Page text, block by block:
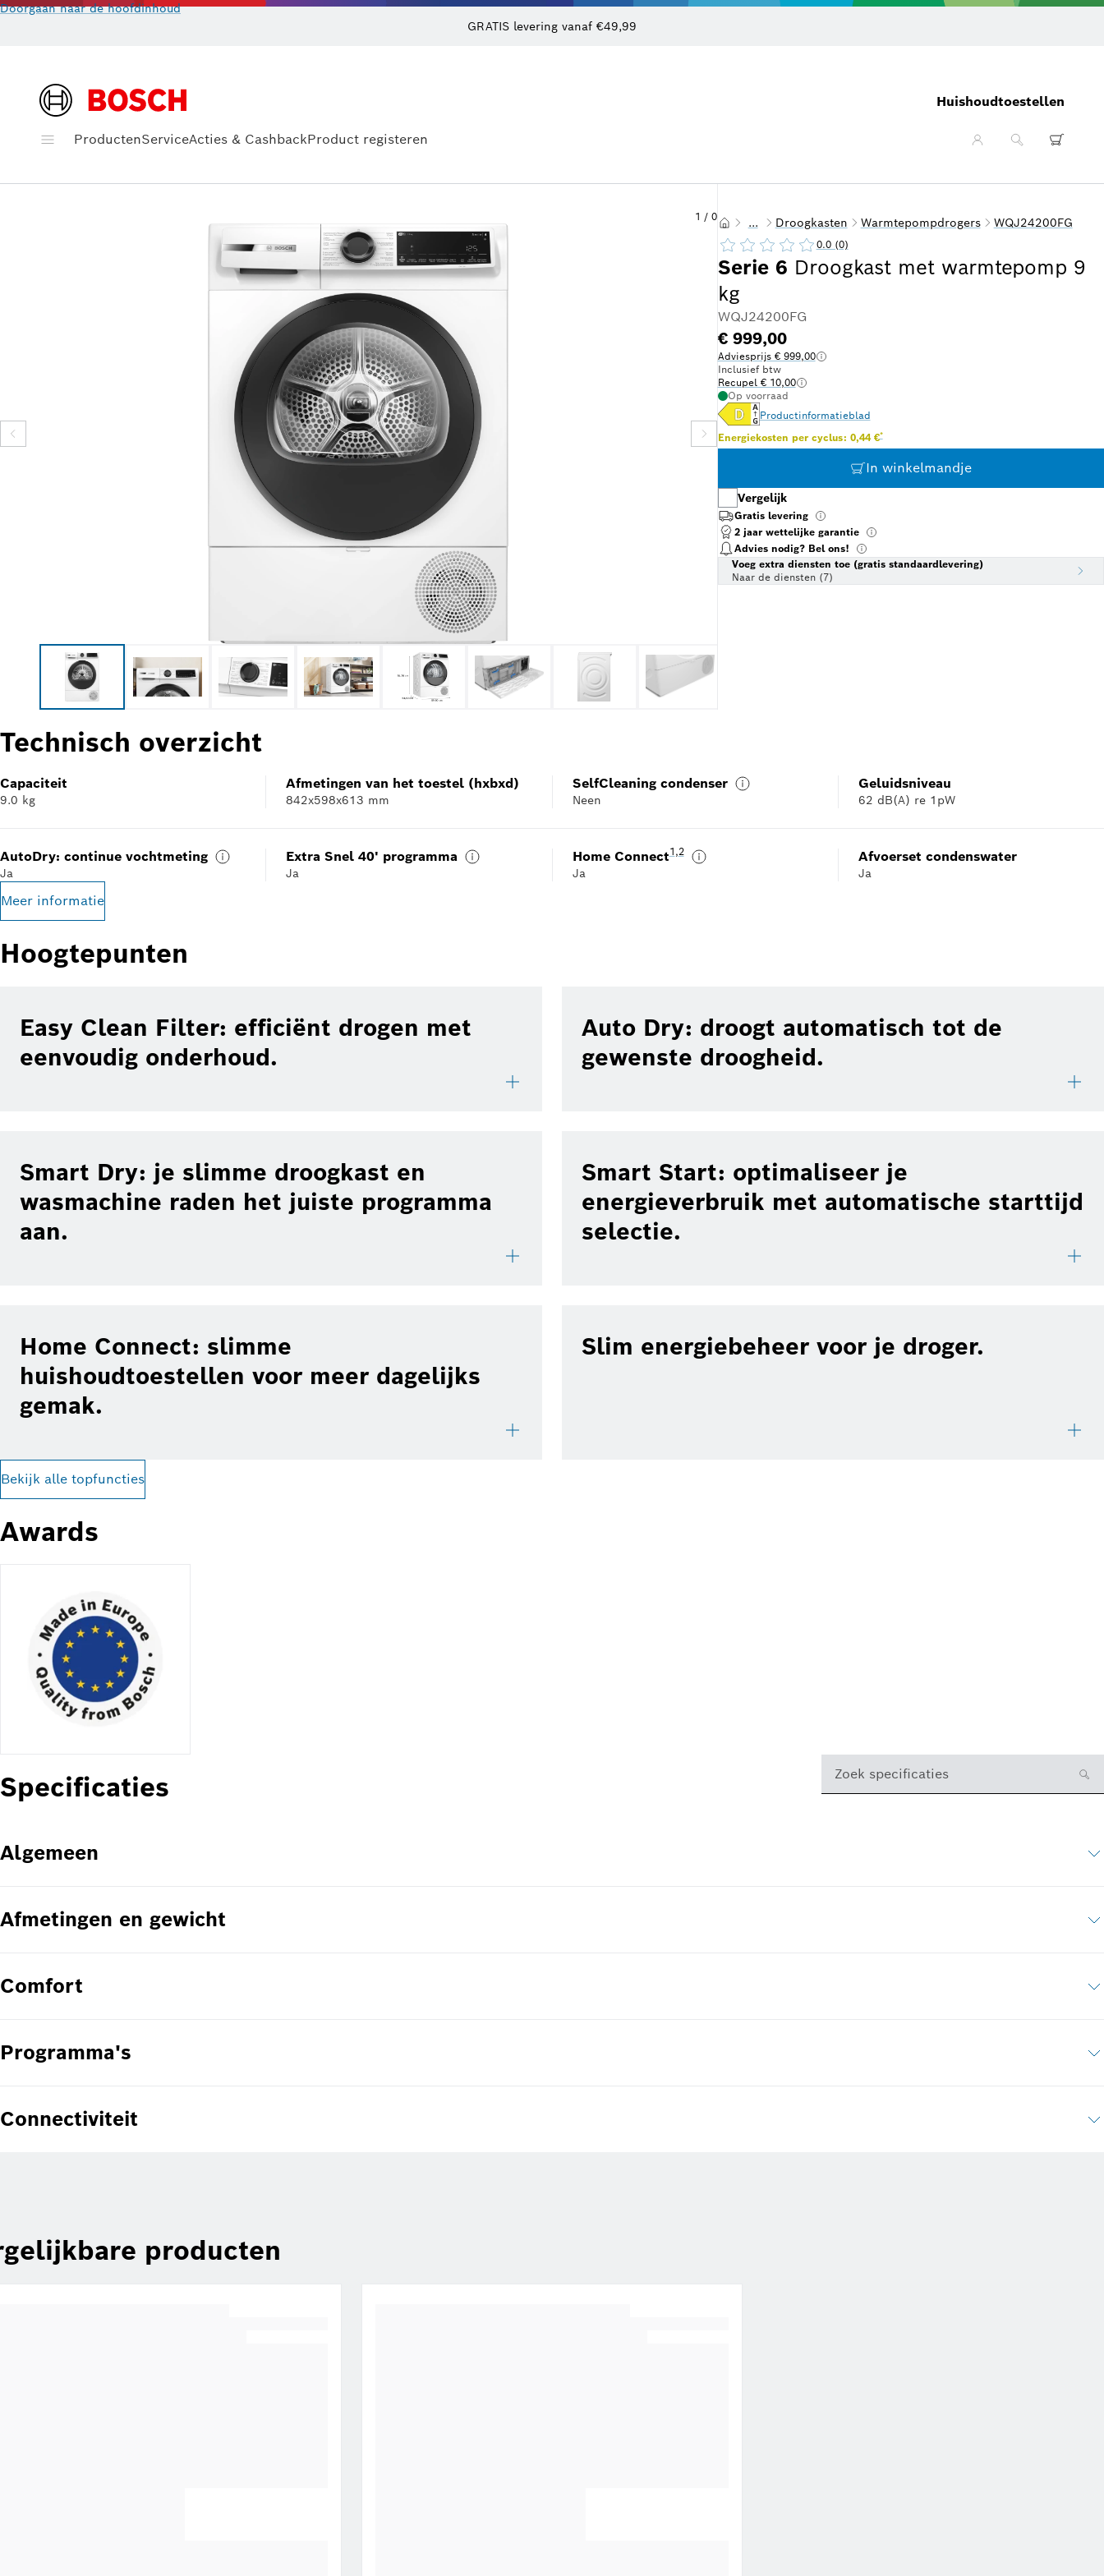
Doorgaan naar de hoofdinhoud
GRATIS levering vanaf €49,99
Huishoudtoestellen
ProductenServiceActies & CashbackProduct registeren
1 / 0 ... Droogkasten Warmtepompdrogers WQJ24200FG
Serie 6 Droogkast met warmtepomp 9
kg
WQJ24200FG
0.0 (0)
€ 999,00
Adviesprijs € 999,00
Inclusief btw
Recupel € 10,00
Op voorraad
Productinformatieblad
Energiekosten per cyclus: 0,44 €Voetnoot *: Schatting op basis van een energieprijs van €
*
In winkelmandje
Vergelijk
Gratis levering
2 jaar wettelijke garantie
Advies nodig? Bel ons!
Voeg extra diensten toe (gratis standaardlevering)
Naar de diensten (7)
Technisch overzicht
Capaciteit
9.0 kg
Afmetingen van het toestel (hxbxd)
842x598x613 mm
SelfCleaning condenser
Neen
Geluidsniveau
62 dB(A) re 1pW
AutoDry: continue vochtmeting
Ja
Extra Snel 40' programma
Ja
Home ConnectVoetnoot 1: Wij bieden regelmatig updates om de functionaliteiten van je verbonden
1 ,,Voetnoot 2: Sommige van de weergegeven functies kunnen alleen worden geopend
2
Ja
Afvoerset condenswater
Ja
Meer informatie
Hoogtepunten
Easy Clean Filter: efficiënt drogen met
eenvoudig onderhoud.
Auto Dry: droogt automatisch tot de
gewenste droogheid.
Smart Dry: je slimme droogkast en
wasmachine raden het juiste programma
aan.
Smart Start: optimaliseer je
energieverbruik met automatische starttijd
selectie.
Home Connect: slimme
huishoudtoestellen voor meer dagelijks
gemak.
Slim energiebeheer voor je droger.
Bekijk alle topfuncties
Awards
Specificaties Zoek specificaties
Algemeen
Afmetingen en gewicht
Comfort
Programma's
Connectiviteit
producten